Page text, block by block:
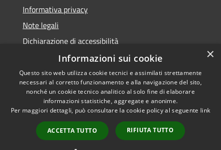
Informativa privacy
Note legali
Dichiarazione di accessibilità
Accessibilità
Privacy
Mappa del sito
Copyright © 2026 • Comune di
San Giovanni Rotondo •
Powered byMunicipium •
Accesso redazione
×
Informazioni sui cookie
Questo sito web utilizza cookie tecnici e assimilati strettamente
necessari al corretto funzionamento e alla navigazione del sito,
nonché un cookie tecnico analitico al solo fine di elaborare
informazioni statistiche, aggregate e anonime.
Per maggiori dettagli, può consultare la cookie policy al seguente link
ACCETTA TUTTO RIFIUTA TUTTO